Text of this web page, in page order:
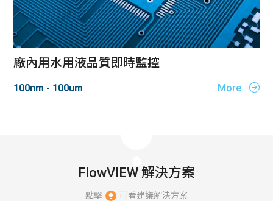
廠內用水用液品質即時監控
100nm - 100um More
FlowVIEW 解決方案
點擊 可看建議解決方案